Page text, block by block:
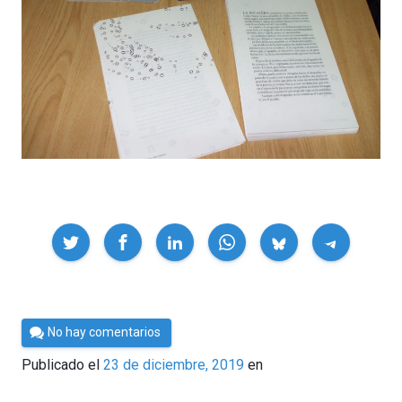
Compartir
Por
César
Tomé
No hay comentarios
Publicado el 23 de diciembre, 2019 en